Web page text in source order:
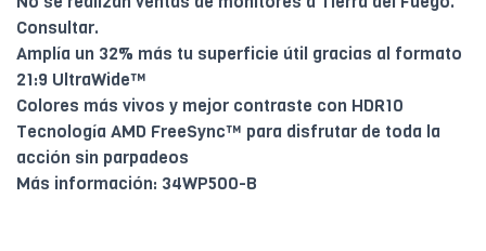
Consultar.
Amplía un 32% más tu superficie útil gracias al formato
21:9 UltraWide™
Colores más vivos y mejor contraste con HDR10
Tecnología AMD FreeSync™ para disfrutar de toda la
acción sin parpadeos
Más información: 34WP500-B